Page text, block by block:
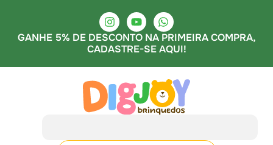
GANHE 5% DE DESCONTO NA PRIMEIRA COMPRA,
CADASTRE-SE AQUI!